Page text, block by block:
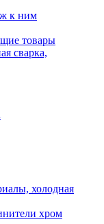
к ним
товары
сварка,
холодная
хром